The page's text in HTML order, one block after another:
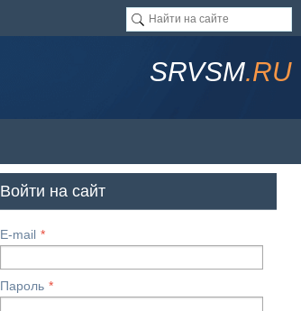
SRVSM.RU
Войти на сайт
E-mail
Пароль